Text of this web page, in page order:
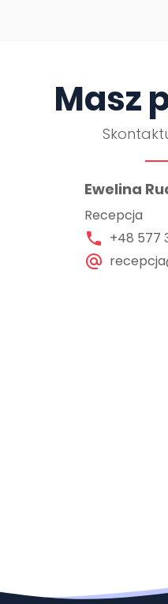
Masz
Ewelina
Recepcja
+48 577